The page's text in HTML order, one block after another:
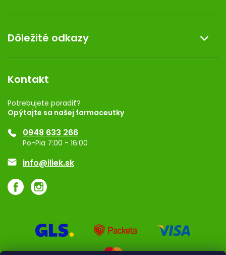
Doprava a platba
Darček k nákupu
Kontakt
Dermocentrum
Dôležité odkazy
Rozhodnutie na prevádzku
Registrácia
Ponuka pre firmy
Značky
Kontakt
Potrebujete poradiť?
Opýtajte sa našej farmaceutky
0948 633 266
Po-Pia 7:00 - 16:00
info@iliek.sk